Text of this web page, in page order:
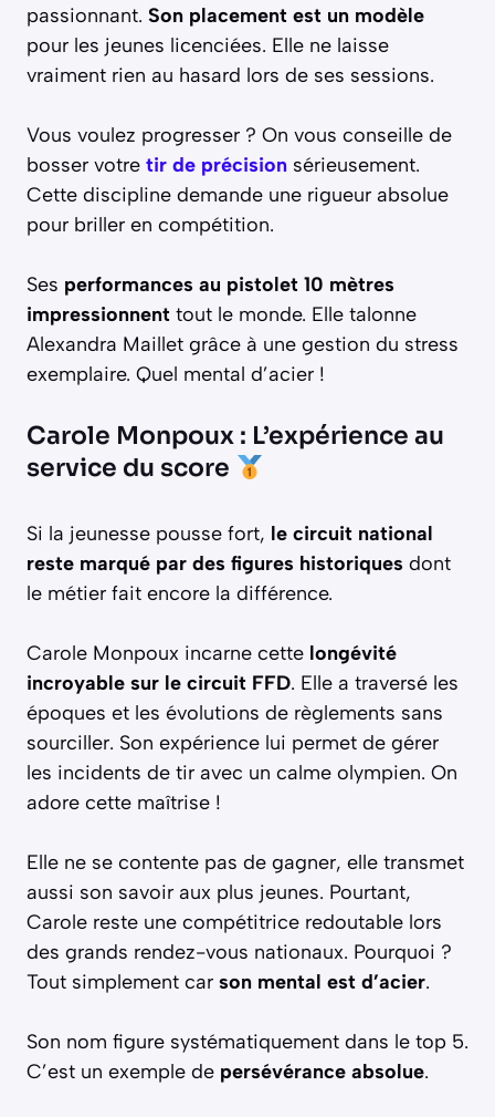
passionnant. Son placement est un modèle
pour les jeunes licenciées. Elle ne laisse
vraiment rien au hasard lors de ses sessions.
Vous voulez progresser ? On vous conseille de
bosser votre tir de précision sérieusement.
Cette discipline demande une rigueur absolue
pour briller en compétition.
Ses performances au pistolet 10 mètres
impressionnent tout le monde. Elle talonne
Alexandra Maillet grâce à une gestion du stress
exemplaire. Quel mental d’acier !
Carole Monpoux : L’expérience au
service du score
Si la jeunesse pousse fort, le circuit national
reste marqué par des figures historiques dont
le métier fait encore la différence.
Carole Monpoux incarne cette longévité
incroyable sur le circuit FFD. Elle a traversé les
époques et les évolutions de règlements sans
sourciller. Son expérience lui permet de gérer
les incidents de tir avec un calme olympien. On
adore cette maîtrise !
Elle ne se contente pas de gagner, elle transmet
aussi son savoir aux plus jeunes. Pourtant,
Carole reste une compétitrice redoutable lors
des grands rendez-vous nationaux. Pourquoi ?
Tout simplement car son mental est d’acier.
Son nom figure systématiquement dans le top 5.
C’est un exemple de persévérance absolue.